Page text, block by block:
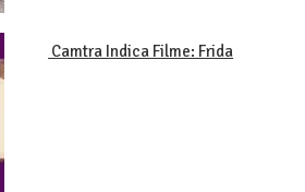
Camtra Indica Filme: Frida